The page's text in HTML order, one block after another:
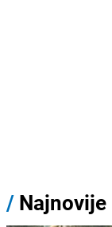
/ Najnovije